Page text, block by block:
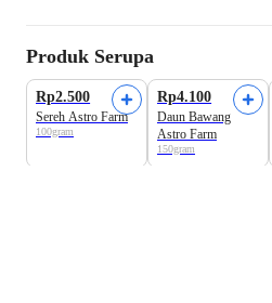
Produk Serupa
Rp2.500
Sereh Astro Farm
100gram
Rp4.100
Daun Bawang
Astro Farm
150gram